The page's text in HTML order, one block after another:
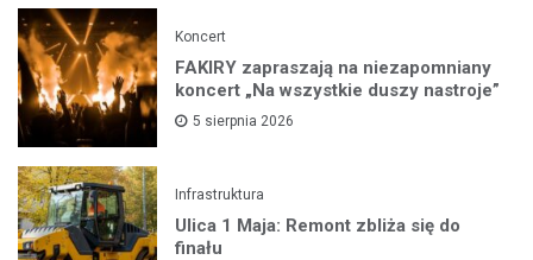
Koncert
FAKIRY zapraszają na niezapomniany
koncert „Na wszystkie duszy nastroje”
5 sierpnia 2026
Infrastruktura
Ulica 1 Maja: Remont zbliża się do
finału